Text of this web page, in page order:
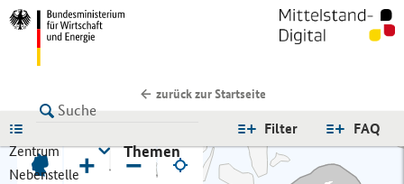
zurück zur Startseite
FAQ
Filter
Zentrum
Nebenstelle
Themen
+ −